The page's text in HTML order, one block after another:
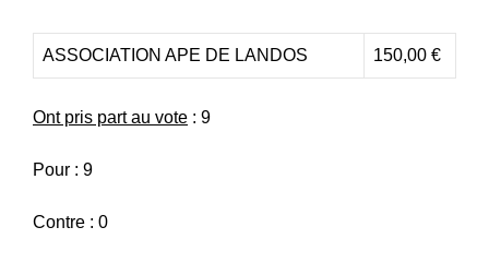
ASSOCIATION APE DE LANDOS 150,00 €
Ont pris part au vote : 9
Pour : 9
Contre : 0